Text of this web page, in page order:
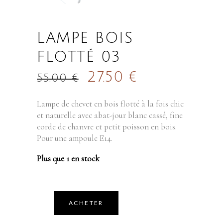
LAMPE BOIS
FLOTTÉ 03
55.00€ 27.50€
Lampe de chevet en bois flotté à la fois chic
et naturelle avec abat-jour blanc cassé, fine
corde de chanvre et petit poisson en bois.
Pour une ampoule E14.
Plus que 1 en stock
ACHETER